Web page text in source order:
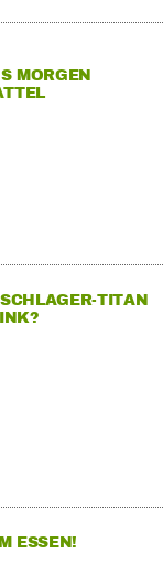
MORGEN
TITAN
ESSEN!